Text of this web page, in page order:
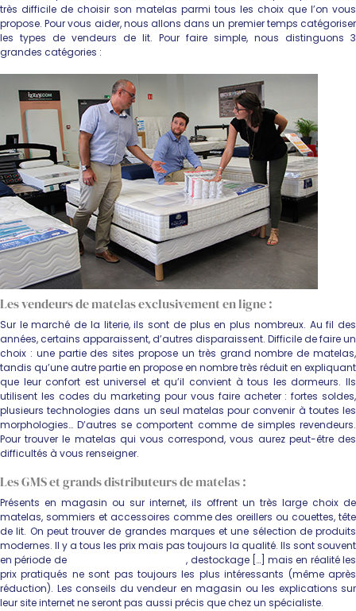
très difficile de choisir son matelas parmi tous les choix que l’on vous
propose. Pour vous aider, nous allons dans un premier temps catégoriser
les types de vendeurs de lit. Pour faire simple, nous distinguons 3
grandes catégories :
Les vendeurs de matelas exclusivement en ligne :
Sur le marché de la literie, ils sont de plus en plus nombreux. Au fil des
années, certains apparaissent, d’autres disparaissent. Difficile de faire un
choix : une partie des sites propose un très grand nombre de matelas,
tandis qu’une autre partie en propose en nombre très réduit en expliquant
que leur confort est universel et qu’il convient à tous les dormeurs. Ils
utilisent les codes du marketing pour vous faire acheter : fortes soldes,
plusieurs technologies dans un seul matelas pour convenir à toutes les
morphologies… D’autres se comportent comme de simples revendeurs.
Pour trouver le matelas qui vous correspond, vous aurez peut-être des
difficultés à vous renseigner.
Les GMS et grands distributeurs de matelas :
Présents en magasin ou sur internet, ils offrent un très large choix de
matelas, sommiers et accessoires comme des oreillers ou couettes, tête
de lit. On peut trouver de grandes marques et une sélection de produits
modernes. Il y a tous les prix mais pas toujours la qualité. Ils sont souvent
en période de
promotions black friday, destockage […] mais en réalité les
prix pratiqués ne sont pas toujours les plus intéressants (même après
réduction). Les conseils du vendeur en magasin ou les explications sur
leur site internet ne seront pas aussi précis que chez un spécialiste.